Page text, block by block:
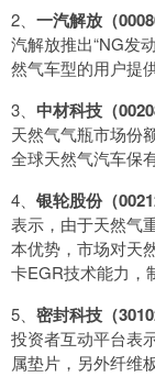
2、 一汽解放（
汽解放推出“NG发
然气车型的用户提
3、 中材科技（
天然气气瓶市场份
全球天然气汽车保
4、 银轮股份（
表示，由于天然气
本优势，市场对天
卡EGR技术能力，
5、 密封科技（
投资者互动平台表
属垫片，另外纤维